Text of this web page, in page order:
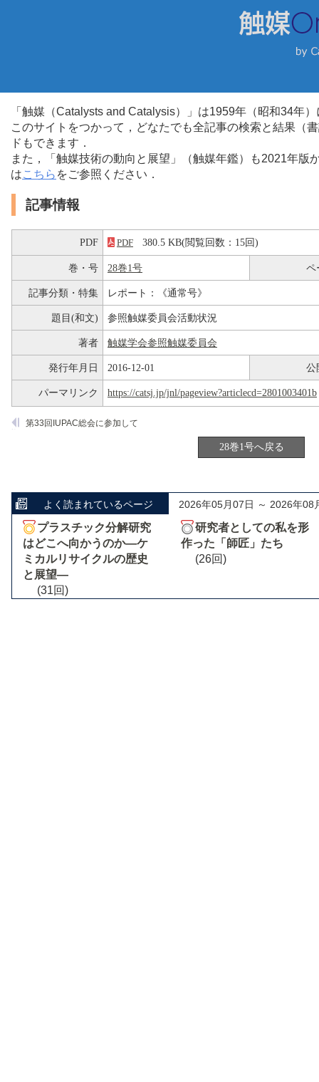
「触媒（Catalysts and Catalysis）」は1959年（昭和34年
このサイトをつかって，どなたでも全記事の検索と結果（
ドもできます．
また，「触媒技術の動向と展望」（触媒年鑑）も2021年
はこちら をご参照ください．
記事情報
PDF PDF 380.5 KB(閲覧回数：15回)
巻・号 28巻1号 ペ
記事分類・特集 レポート：《通常号》
題目(和文) 参照触媒委員会活動状況
著者 触媒学会参照触媒委員会
発行年月日 2016-12-01 公
パーマリンク https://catsj.jp/jnl/pageview?articlecd=2801003401b
第33回IUPAC総会に参加して
28巻1号へ戻る
よく読まれているページ 2026年05月07日 ～ 2026年08
プラスチック分解研究
はどこへ向かうのか―ケ
ミカルリサイクルの歴史
と展望―
(31回)
研究者としての私を形
作った「師匠」たち
(26回)